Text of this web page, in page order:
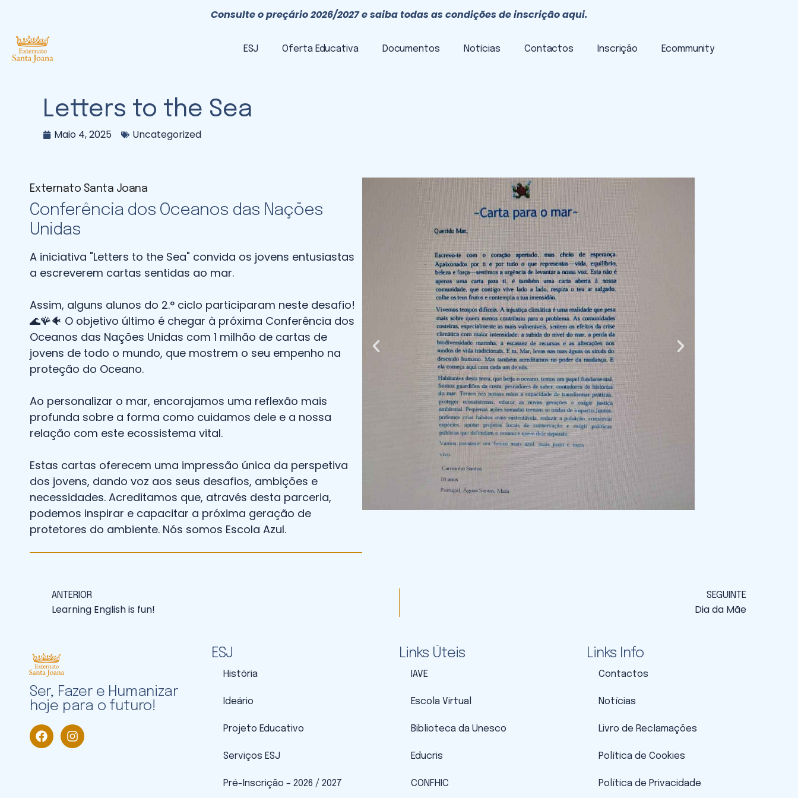
Consulte o preçário 2026/2027 e saiba todas as condições de inscrição aqui.
ESJ Oferta Educativa Documentos Notícias Contactos Inscrição Ecommunity
Letters to the Sea
Maio 4, 2025 Uncategorized
Externato Santa Joana
Conferência dos Oceanos das Nações
Unidas
A iniciativa "Letters to the Sea" convida os jovens entusiastas
a escreverem cartas sentidas ao mar.
Assim, alguns alunos do 2.° ciclo participaram neste desafio!
🌊🪸🐠 O objetivo último é chegar à próxima Conferência dos
Oceanos das Nações Unidas com 1 milhão de cartas de
jovens de todo o mundo, que mostrem o seu empenho na
proteção do Oceano.
Ao personalizar o mar, encorajamos uma reflexão mais
profunda sobre a forma como cuidamos dele e a nossa
relação com este ecossistema vital.
Estas cartas oferecem uma impressão única da perspetiva
dos jovens, dando voz aos seus desafios, ambições e
necessidades. Acreditamos que, através desta parceria,
podemos inspirar e capacitar a próxima geração de
protetores do ambiente. Nós somos Escola Azul.
ANTERIOR
Learning English is fun!
SEGUINTE
Dia da Mãe
Ser, Fazer e Humanizar
hoje para o futuro!
ESJ
História
Ideário
Projeto Educativo
Serviços ESJ
Pré-Inscrição – 2026 / 2027
Links Úteis
IAVE
Escola Virtual
Biblioteca da Unesco
Educris
CONFHIC
Links Info
Contactos
Notícias
Livro de Reclamações
Política de Cookies
Política de Privacidade